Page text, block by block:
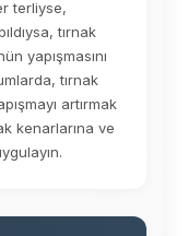
terliyse,
tırnak
yapışmasını
tırnak
artırmak
kenarlarına ve